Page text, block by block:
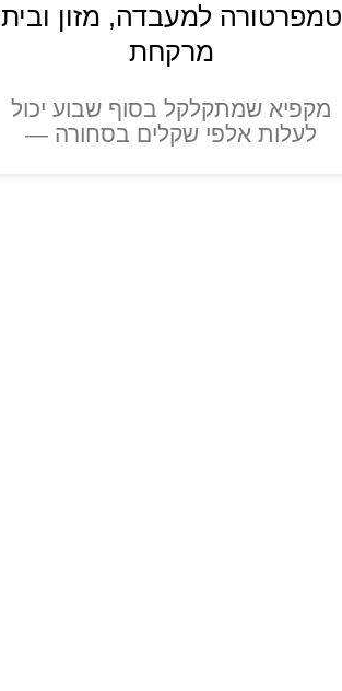
טמפרטורה למעבדה, מזון ובית
מרקחת
מקפיא שמתקלקל בסוף שבוע יכול
לעלות אלפי שקלים בסחורה —